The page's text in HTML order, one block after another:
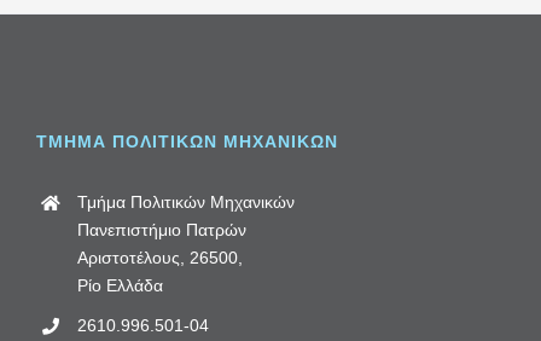
ΤΜΗΜΑ ΠΟΛΙΤΙΚΩΝ ΜΗΧΑΝΙΚΩΝ
Τμήμα Πολιτικών Μηχανικών
Πανεπιστήμιο Πατρών
Αριστοτέλους, 26500,
Ρίο Ελλάδα
2610.996.501-04